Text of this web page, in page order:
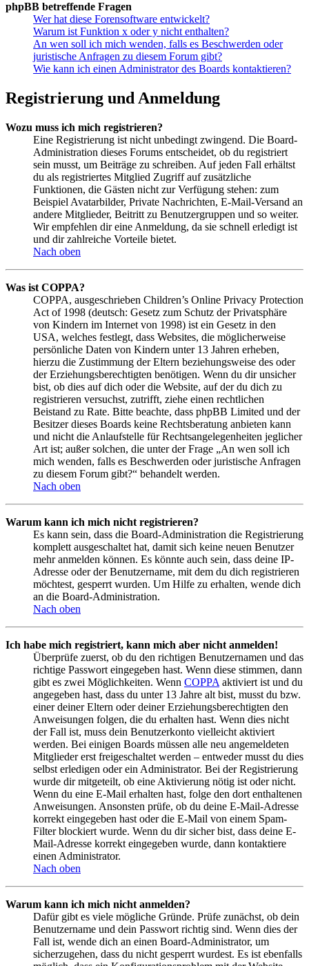
phpBB betreffende Fragen
Wer hat diese Forensoftware entwickelt?
Warum ist Funktion x oder y nicht enthalten?
An wen soll ich mich wenden, falls es Beschwerden oder
juristische Anfragen zu diesem Forum gibt?
Wie kann ich einen Administrator des Boards kontaktieren?
Registrierung und Anmeldung
Wozu muss ich mich registrieren?
Eine Registrierung ist nicht unbedingt zwingend. Die Board-
Administration dieses Forums entscheidet, ob du registriert
sein musst, um Beiträge zu schreiben. Auf jeden Fall erhältst
du als registriertes Mitglied Zugriff auf zusätzliche
Funktionen, die Gästen nicht zur Verfügung stehen: zum
Beispiel Avatarbilder, Private Nachrichten, E-Mail-Versand an
andere Mitglieder, Beitritt zu Benutzergruppen und so weiter.
Wir empfehlen dir eine Anmeldung, da sie schnell erledigt ist
und dir zahlreiche Vorteile bietet.
Nach oben
Was ist COPPA?
COPPA, ausgeschrieben Children’s Online Privacy Protection
Act of 1998 (deutsch: Gesetz zum Schutz der Privatsphäre
von Kindern im Internet von 1998) ist ein Gesetz in den
USA, welches festlegt, dass Websites, die möglicherweise
persönliche Daten von Kindern unter 13 Jahren erheben,
hierzu die Zustimmung der Eltern beziehungsweise des oder
der Erziehungsberechtigten benötigen. Wenn du dir unsicher
bist, ob dies auf dich oder die Website, auf der du dich zu
registrieren versuchst, zutrifft, ziehe einen rechtlichen
Beistand zu Rate. Bitte beachte, dass phpBB Limited und der
Besitzer dieses Boards keine Rechtsberatung anbieten kann
und nicht die Anlaufstelle für Rechtsangelegenheiten jeglicher
Art ist; außer solchen, die unter der Frage „An wen soll ich
mich wenden, falls es Beschwerden oder juristische Anfragen
zu diesem Forum gibt?“ behandelt werden.
Nach oben
Warum kann ich mich nicht registrieren?
Es kann sein, dass die Board-Administration die Registrierung
komplett ausgeschaltet hat, damit sich keine neuen Benutzer
mehr anmelden können. Es könnte auch sein, dass deine IP-
Adresse oder der Benutzername, mit dem du dich registrieren
möchtest, gesperrt wurden. Um Hilfe zu erhalten, wende dich
an die Board-Administration.
Nach oben
Ich habe mich registriert, kann mich aber nicht anmelden!
Überprüfe zuerst, ob du den richtigen Benutzernamen und das
richtige Passwort eingegeben hast. Wenn diese stimmen, dann
gibt es zwei Möglichkeiten. Wenn COPPA aktiviert ist und du
angegeben hast, dass du unter 13 Jahre alt bist, musst du bzw.
einer deiner Eltern oder deiner Erziehungsberechtigten den
Anweisungen folgen, die du erhalten hast. Wenn dies nicht
der Fall ist, muss dein Benutzerkonto vielleicht aktiviert
werden. Bei einigen Boards müssen alle neu angemeldeten
Mitglieder erst freigeschaltet werden – entweder musst du dies
selbst erledigen oder ein Administrator. Bei der Registrierung
wurde dir mitgeteilt, ob eine Aktivierung nötig ist oder nicht.
Wenn du eine E-Mail erhalten hast, folge den dort enthaltenen
Anweisungen. Ansonsten prüfe, ob du deine E-Mail-Adresse
korrekt eingegeben hast oder die E-Mail von einem Spam-
Filter blockiert wurde. Wenn du dir sicher bist, dass deine E-
Mail-Adresse korrekt eingegeben wurde, dann kontaktiere
einen Administrator.
Nach oben
Warum kann ich mich nicht anmelden?
Dafür gibt es viele mögliche Gründe. Prüfe zunächst, ob dein
Benutzername und dein Passwort richtig sind. Wenn dies der
Fall ist, wende dich an einen Board-Administrator, um
sicherzugehen, dass du nicht gesperrt wurdest. Es ist ebenfalls